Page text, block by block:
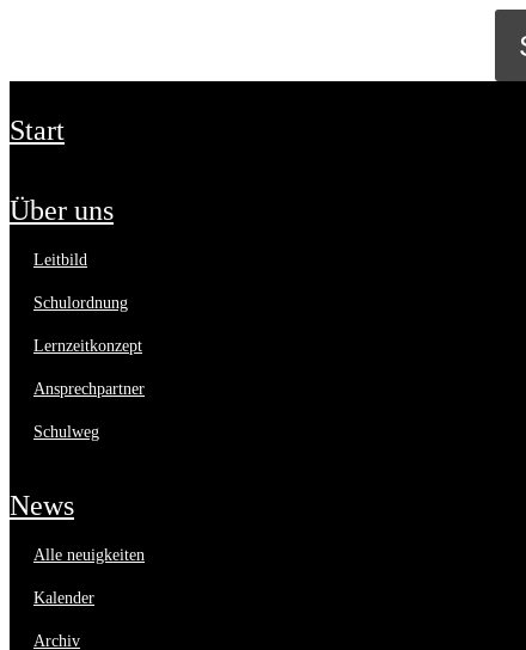
start
über uns
leitbild
schulordnung
lernzeitkonzept
ansprechpartner
schulweg
news
alle neuigkeiten
kalender
archiv